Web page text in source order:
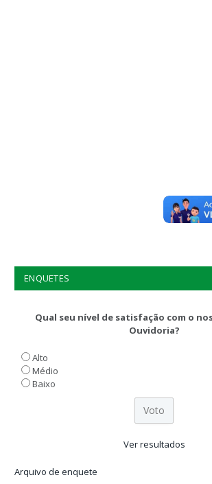
ENQUETES
Qual seu nível de satisfação com o
Ouvidoria?
Alto
Médio
Baixo
Ver resultados
Arquivo de enquete